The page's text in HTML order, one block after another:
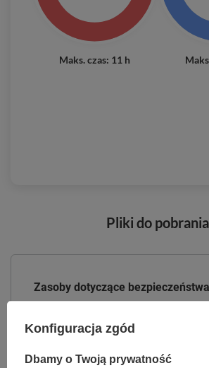
Maks. czas: 11 h
Pliki do pobrania
Zasoby dotyczące
Instrukcja-Iris
Konfiguracja zgód
Dbamy o Twoją prywatność